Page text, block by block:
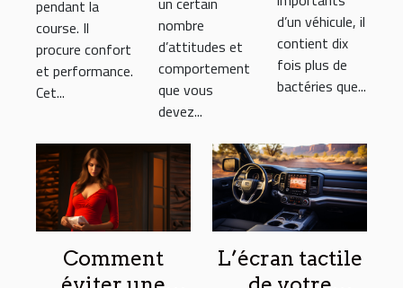
pendant la
course. Il
procure confort
et performance.
Cet...
nombre
d’attitudes et
comportement
que vous
devez...
d’un véhicule, il
contient dix
fois plus de
bactéries que...
Comment
L’écran tactile